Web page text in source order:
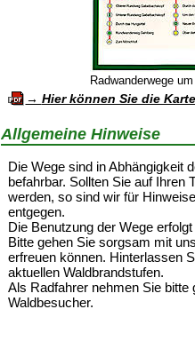
Radwanderwege
Hier können Sie die
Allgemeine Hinweise
Die Wege sind in Abhängigkeit
befahrbar. Sollten Sie auf Ihren
werden, so sind wir für
entgegen.
Die Benutzung der Wege
Bitte gehen Sie sorgsam mit
erfreuen können. Hinterlassen
aktuellen Waldbrandstufen.
Als Radfahrer nehmen Sie bitte
Waldbesucher.